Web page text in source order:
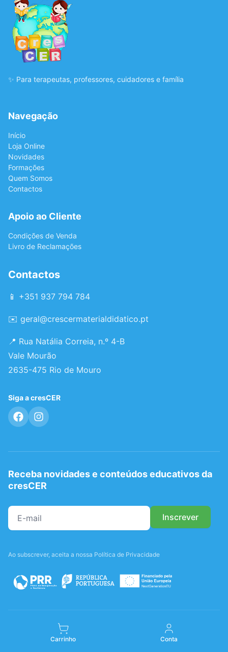
✨ Para terapeutas, professores, cuidadores e família
Navegação
Início
Loja Online
Novidades
Formações
Quem Somos
Contactos
Apoio ao Cliente
Condições de Venda
Livro de Reclamações
Contactos
📱 +351 937 794 784
✉️ geral@crescermaterialdidatico.pt
📍 Rua Natália Correia, n.º 4-B
Vale Mourão
2635-475 Rio de Mouro
Siga a cresCER
Receba novidades e conteúdos educativos da
cresCER
Ao subscrever, aceita a nossa Política de Privacidade
Carrinho Conta